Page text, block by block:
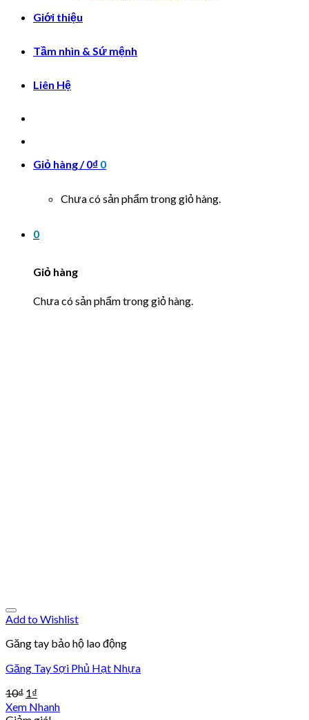
Giới thiệu
Tầm nhìn & Sứ mệnh
Liên Hệ
Giỏ hàng /0₫ 0
Chưa có sản phẩm trong giỏ hàng.
0
Giỏ hàng
Chưa có sản phẩm trong giỏ hàng.
Add to Wishlist
Găng tay bảo hộ lao động
Găng Tay Sợi Phủ Hạt Nhựa
10₫ 1₫
Xem Nhanh